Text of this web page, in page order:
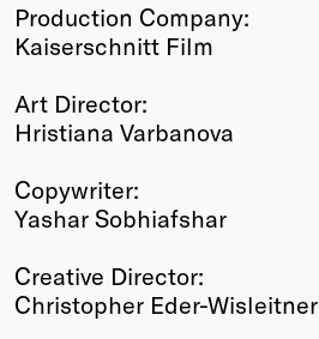
Production Company:
Kaiserschnitt Film
Art Director:
Hristiana Varbanova
Copywriter:
Yashar Sobhiafshar
Creative Director:
Christopher Eder-Wisleitner